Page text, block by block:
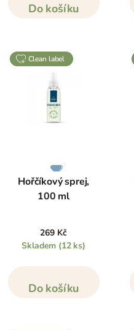
Do košíku
clean label
Hořčíkový sprej,
100 ml
269 Kč
Skladem (12 ks)
Do košíku